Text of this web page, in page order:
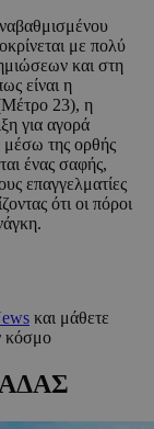
με πολύ
και στη
είναι η
23), η
για αγορά
μέσω της ορθής
ένας σαφής,
επαγγελματίες
ότι οι πόροι
και μάθετε
κόσμο